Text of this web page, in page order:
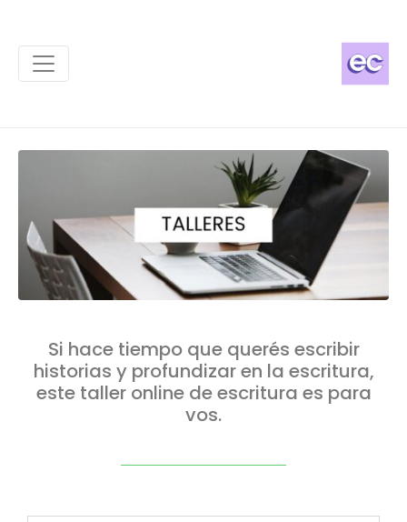
Si hace tiempo que querés escribir
historias y profundizar en la escritura,
este taller online de escritura es para
vos.